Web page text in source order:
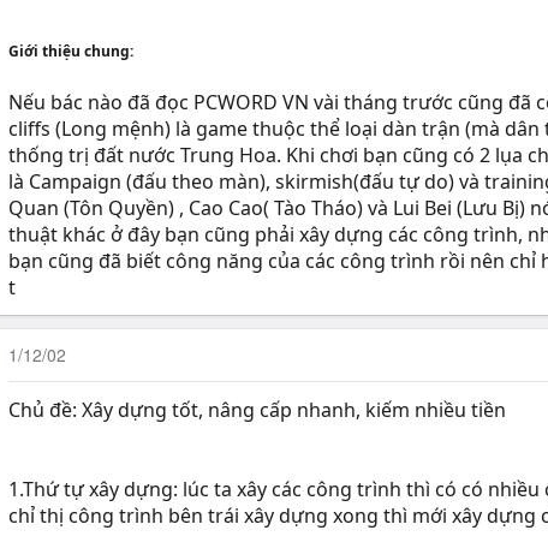
Giới thiệu chung:
Nếu bác nào đã đọc PCWORD VN vài tháng trước cũng
cliffs (Long mệnh) là game thuộc thể loại dàn trận (mà
thống trị đất nước Trung Hoa. Khi chơi bạn cũng có 2 lụa
là Campaign (đấu theo màn), skirmish(đấu tự do) và
Quan (Tôn Quyền) , Cao Cao( Tào Tháo) và Lui Bei (Lưu
thuật khác ở đây bạn cũng phải xây dựng các công trình,
bạn cũng đã biết công năng của các công trình rồi nên chỉ
t
1/12/02
Chủ đề: Xây dựng tốt, nâng cấp nhanh, kiếm nhiều tiền
1.Thứ tự xây dựng: lúc ta xây các công trình thì có có
chỉ thị công trình bên trái xây dựng xong thì mới xây dựng